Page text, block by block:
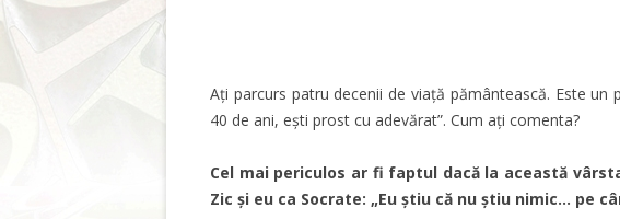
Ați parcurs patru decenii de viață pământească. Este un
40 de ani, ești prost cu adevărat”. Cum ați comenta?
Cel mai periculos ar fi faptul dacă la această
Zic și eu ca Socrate: „Eu știu că nu știu nimic… pe